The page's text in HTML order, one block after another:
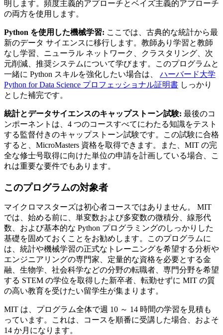
明します。頻度主義的アプローチとベイズ主義的アプローチ
の両方を使用します。
Python を使用した機械学習: ここでは、古典的な統計から最
新のデータ サイエンスに移行します。教師あり学習と教師
なし学習、ニューラル ネットワーク、クラスタリング、次
元削減、推奨システムについて学びます。このプログラムと
一緒に Python スキルを強化したい場合は、 ハーバード大学
Python for Data Science プロフェッショナル証明書 しっかり
とした補完です。
統計とデータサイエンスのキャップストーン試験: 最後のコ
ンポーネントは、4 つのコースすべてにわたる知識をテスト
する監督付きのキャップストーン試験です。この試験に合格
すると、MicroMasters 資格を取得できます。また、MIT の完
全な修士号取得に向けた単位の申請を計画している場合、こ
れは重要な要件でもあります。
このプログラムの対象者
マイクロマスターズは初心者コースではありません。 MIT
では、始める前に、単変数および多変数の微積分、線形代
数、および基本的な Python プログラミングのしっかりした
基礎を固めておくことをお勧めします。このプログラムに
は、統計や機械学習の正式なトレーニングを希望する分析や
エンジニアリングの専門家、定量的な資格を必要とする金
融、生物学、社会科学などの分野の転職者、専門分野を希望
する STEM の学位を取得した新卒者、転勤せずに MIT の質
の高い教育を受けたい留学生が集まります。
MIT は、プログラム全体で週 10 ～ 14 時間の学習を見積も
っています。これは、コースを順番に受講した場合、およそ
14 か月になります。